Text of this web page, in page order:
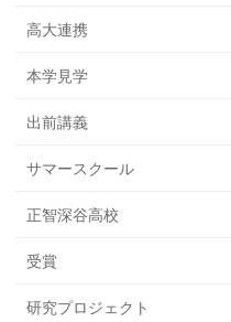
高大連携
本学見学
出前講義
サマースクール
正智深谷高校
受賞
研究プロジェクト